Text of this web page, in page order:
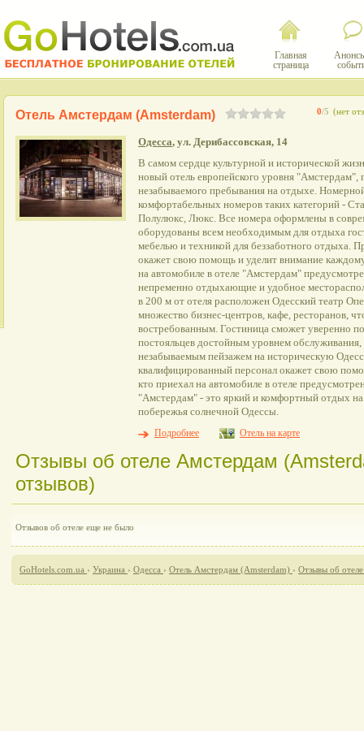
Главная
страница
0/5 (нет
Отель Амстердам (Amsterdam)
Одесса, ул. Дерибассовская, 14
В самом сердце культурной и исторической
новый отель европейского уровня "Амстердам",
незабываемого пребывания на отдыхе.
комфортабельных номеров таких категорий -
Полулюкс, Люкс. Все номера оформлены в
оборудованы всем необходимым для отдыха
мебелью и техникой для беззаботного отдыха.
окажет свою помощь и уделит внимание
на автомобиле в отеле "Амстердам"
непременно отдыхающие и удобное
в 200 м от отеля расположен Одесский театр
множество бизнес-центров, кафе, ресторанов,
востребованным. Гостиница сможет уверенно
постояльцев достойным уровнем
незабываемым пейзажем на историческую
квалифицированный персонал окажет свою
кто приехал на автомобиле в отеле
"Амстердам" - это яркий и комфортный отдых
побережья солнечной Одессы.
Подробнее
Отель на карте
Отзывы об отеле Амстердам
отзывов)
Отзывов об отеле еще не было
GoHotels.com.ua › Украина › Одесса › Отель Амстердам (Amsterdam) › Отзывы об